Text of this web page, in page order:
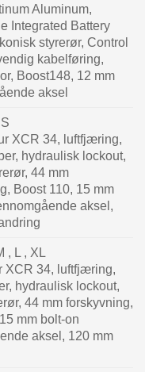
Aluminum,
Integrated Battery
styrerør, Control
kabelføring,
Boost148, 12 mm
aksel
S
XCR 34, luftfjæring,
hydraulisk lockout,
44 mm
Boost 110, 15 mm
aksel,
, L , XL
XCR 34, luftfjæring,
hydraulisk lockout,
44 mm forskyvning,
mm bolt-on
aksel, 120 mm